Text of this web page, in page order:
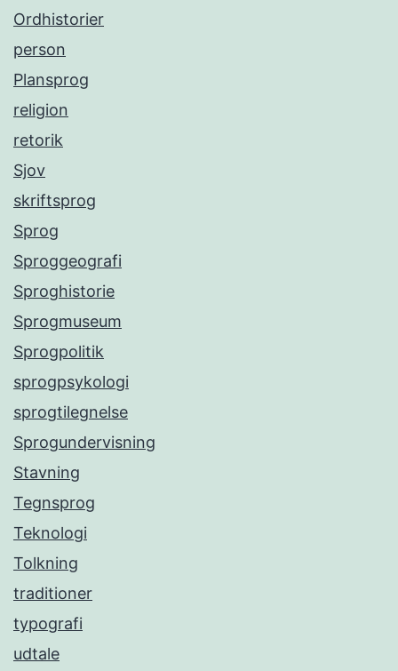
Ordhistorier
person
Plansprog
religion
retorik
Sjov
skriftsprog
Sprog
Sproggeografi
Sproghistorie
Sprogmuseum
Sprogpolitik
sprogpsykologi
sprogtilegnelse
Sprogundervisning
Stavning
Tegnsprog
Teknologi
Tolkning
traditioner
typografi
udtale